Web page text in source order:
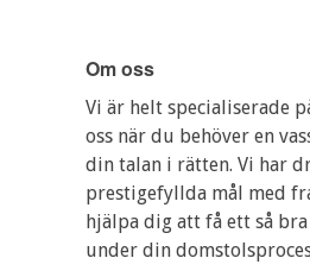
Om oss
Vi är helt specialiserade
oss när du behöver en
din talan i rätten. Vi har
prestigefyllda mål med
hjälpa dig att få ett så
under din